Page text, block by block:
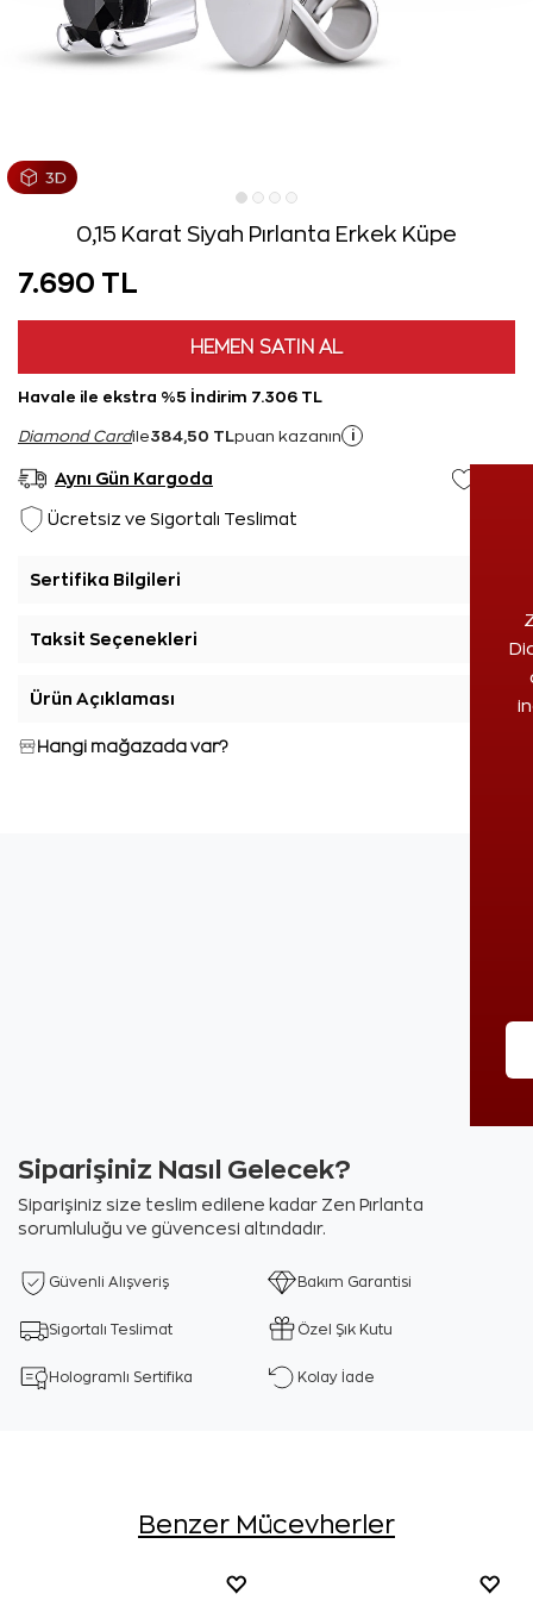
0,15 Karat Siyah Pırlanta Erkek Küpe
7.690 TL
HEMEN SATIN AL
Havale ile ekstra %5 İndirim 7.306 TL
Diamond Cardile384,50 TL puan kazanın i
Aynı Gün Kargoda
Ücretsiz ve Sigortalı Teslimat
Sertifika Bilgileri
Taksit Seçenekleri
Ürün Açıklaması
Hangi mağazada var?
Siparişiniz Nasıl Gelecek?
Siparişiniz size teslim edilene kadar Zen Pırlanta
sorumluluğu ve güvencesi altındadır.
Güvenli Alışveriş Bakım Garantisi
Sigortalı Teslimat Özel Şık Kutu
Hologramlı Sertifika Kolay İade
Benzer Mücevherler